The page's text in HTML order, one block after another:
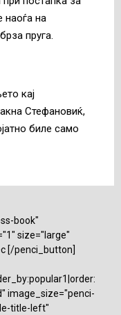
наоѓа на
пруга.
кај
Стефановиќ,
биле само
book"
size="large"
[/penci_button]
image_size="penci-
title-left"